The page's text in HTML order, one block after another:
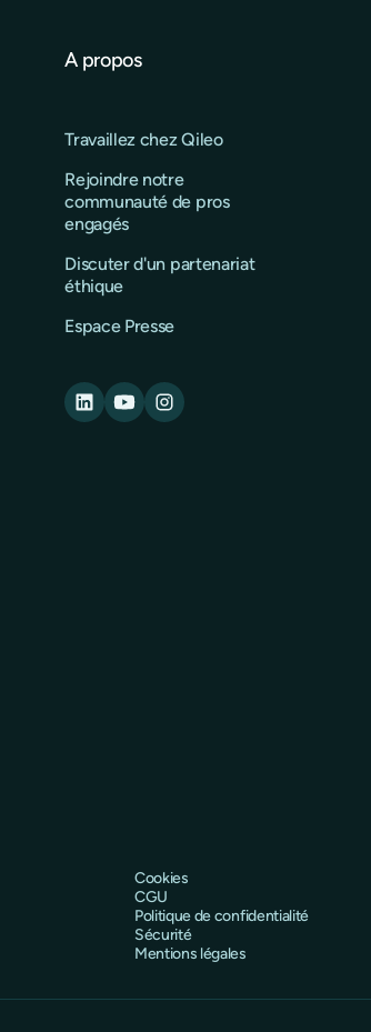
A propos
Travaillez chez Qileo
Rejoindre notre
communauté de pros
engagés
Discuter d'un partenariat
éthique
Espace Presse
Cookies
CGU
Politique de confidentialité
Sécurité
Mentions légales